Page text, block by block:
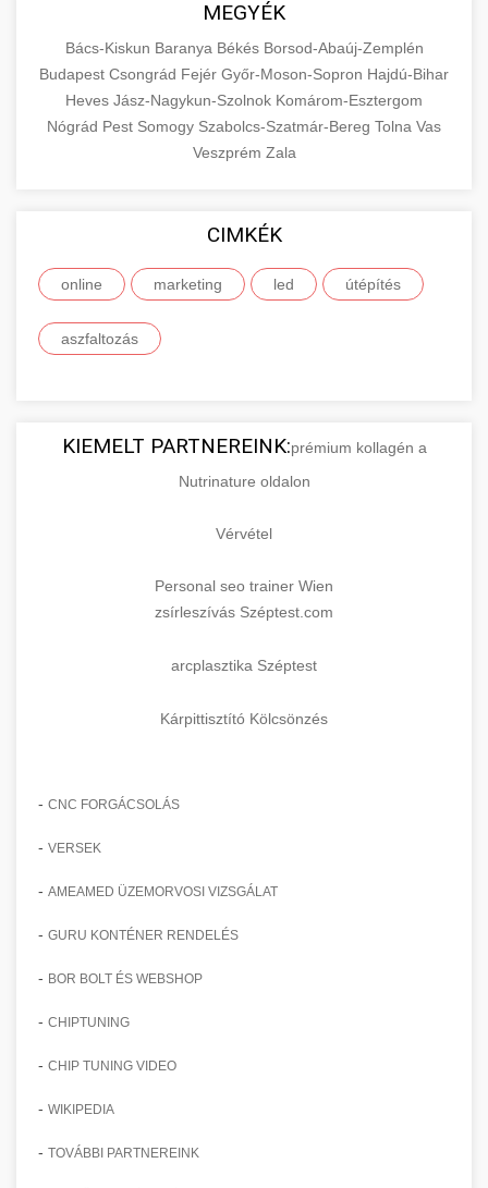
MEGYÉK
Bács-Kiskun Baranya Békés Borsod-Abaúj-Zemplén
Budapest Csongrád Fejér Győr-Moson-Sopron Hajdú-Bihar
Heves Jász-Nagykun-Szolnok Komárom-Esztergom
Nógrád Pest Somogy Szabolcs-Szatmár-Bereg Tolna Vas
Veszprém Zala
CIMKÉK
online marketing led útépítés
aszfaltozás
KIEMELT PARTNEREINK:prémium kollagén a
Nutrinature oldalon
Vérvétel
Personal seo trainer Wien
zsírleszívás Széptest.com
arcplasztika Széptest
Kárpittisztító Kölcsönzés
- CNC FORGÁCSOLÁS
- VERSEK
- AMEAMED ÜZEMORVOSI VIZSGÁLAT
- GURU KONTÉNER RENDELÉS
- BOR BOLT ÉS WEBSHOP
- CHIPTUNING
- CHIP TUNING VIDEO
- WIKIPEDIA
- TOVÁBBI PARTNEREINK